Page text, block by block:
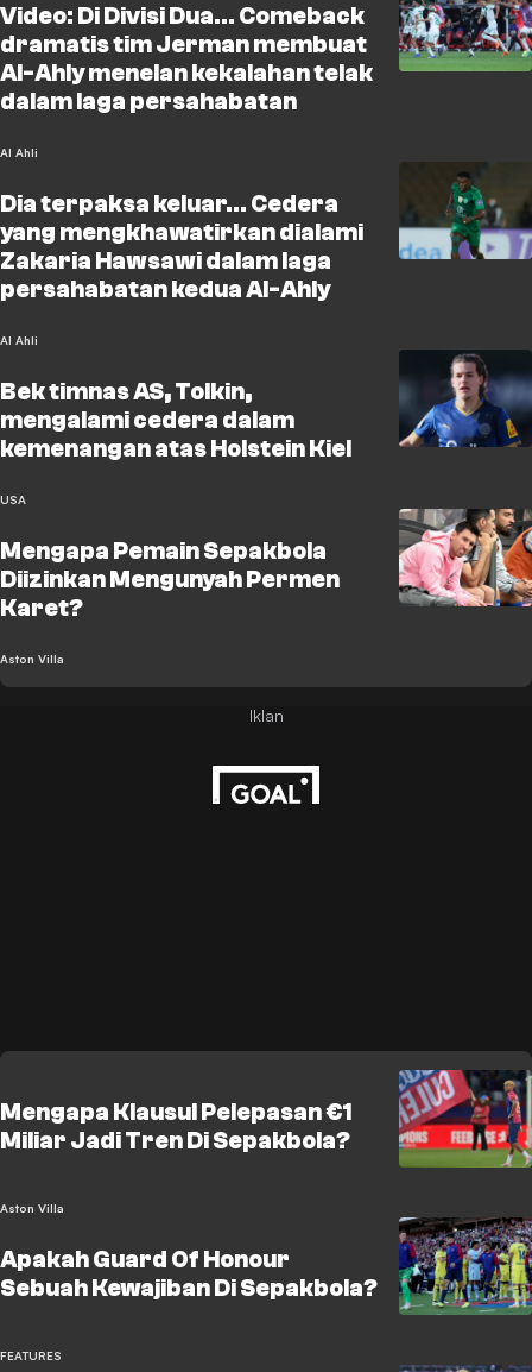
Video: Di Divisi Dua... Comeback
dramatis tim Jerman membuat
Al-Ahly menelan kekalahan telak
dalam laga persahabatan
Al Ahli
Dia terpaksa keluar... Cedera
yang mengkhawatirkan dialami
Zakaria Hawsawi dalam laga
persahabatan kedua Al-Ahly
Al Ahli
Bek timnas AS, Tolkin,
mengalami cedera dalam
kemenangan atas Holstein Kiel
USA
Mengapa Pemain Sepakbola
Diizinkan Mengunyah Permen
Karet?
Aston Villa
Mengapa Klausul Pelepasan €1
Miliar Jadi Tren Di Sepakbola?
Aston Villa
Apakah Guard Of Honour
Sebuah Kewajiban Di Sepakbola?
FEATURES